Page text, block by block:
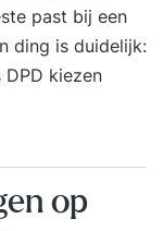
past bij een
ding is duidelijk:
kiezen
op